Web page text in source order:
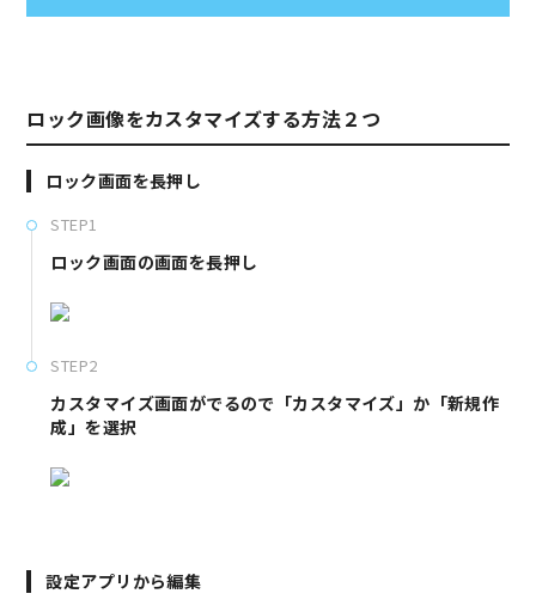
ロック画像をカスタマイズする方法２つ
ロック画面を長押し
STEP1
ロック画面の画面を長押し
STEP2
カスタマイズ画面がでるので「カスタマイズ」か「新規作
成」を選択
設定アプリから編集